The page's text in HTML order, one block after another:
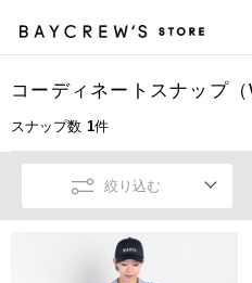
コーディネートスナップ（
スナップ数 1件
絞り込む